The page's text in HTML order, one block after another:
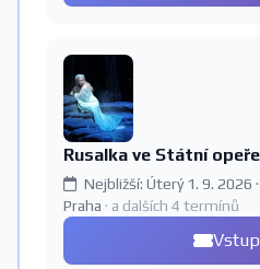
Rusalka ve Státní opeře
Nejbližší: Úterý 1. 9. 2026
Praha · a dalších 4 termínů